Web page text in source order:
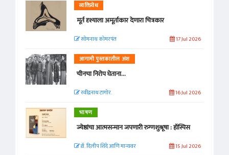
व्यक्तिवेध
मूर्त दृश्याला अमूर्ताकार देणारा चित्रकार
सोमनाथ कोमरपंत 17 Jul 2026
आगामी पुस्तकातील अंश
चीनचा निरोप घेताना...
रवींद्रनाथ टागोर. 16 Jul 2026
भाषण
ज्येष्ठांचा आत्मसन्मान जपणारी रुग्णशुश्रूषा : हॉस्पिस
डॉ. दिलीप शिंदे आणि मान्यवर 15 Jul 2026